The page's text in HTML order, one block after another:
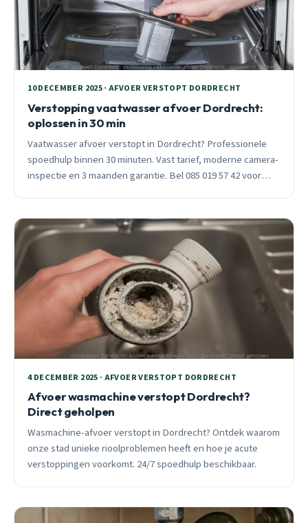
10 DECEMBER 2025 · AFVOER VERSTOPT DORDRECHT
Verstopping vaatwasser afvoer Dordrecht:
oplossen in 30 min
Vaatwasser afvoer verstopt in Dordrecht? Professionele
spoedhulp binnen 30 minuten. Vast tarief, moderne camera-
inspectie en 3 maanden garantie. Bel 085 019 57 42 voor
4 DECEMBER 2025 · AFVOER VERSTOPT DORDRECHT
Afvoer wasmachine verstopt Dordrecht?
Direct geholpen
Wasmachine-afvoer verstopt in Dordrecht? Ontdek waarom
onze stad unieke rioolproblemen heeft en hoe je acute
verstoppingen voorkomt. 24/7 spoedhulp beschikbaar.